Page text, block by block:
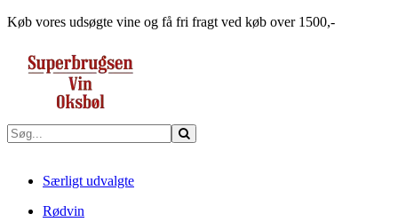
Køb vores udsøgte vine og få fri fragt ved køb over 1500,-
Særligt udvalgte
Rødvin